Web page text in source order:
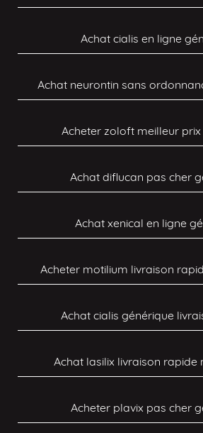
Achat cialis en ligne
Achat neurontin sans
Acheter zoloft meilleur
Achat diflucan pas cher
Achat xenical en ligne
Acheter motilium livraison
Achat cialis générique
Achat lasilix livraison rapide
Acheter plavix pas cher